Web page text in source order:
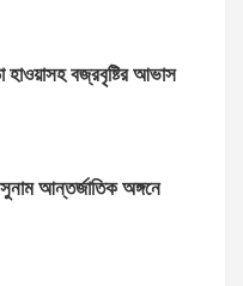
বজ্রবৃষ্টির আভাস
সুনাম আন্তর্জাতিক অঙ্গনে